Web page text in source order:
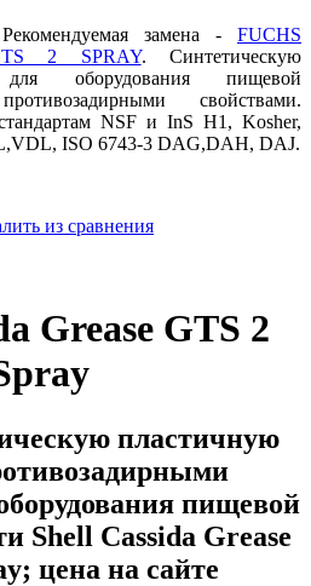
замена - FUCHS
2 SPRAY. Синтетическую
оборудования пищевой
свойствами.
NSF и InS H1, Kosher,
ISO 6743-3 DAG,DAH, DAJ.
из сравнения
Grease GTS 2
пластичную
пищевой
Shell Cassida Grease
цена на сайте